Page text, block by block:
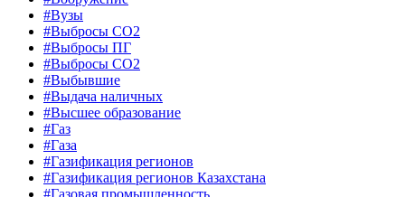
#Вузы
#Выбросы CO2
#Выбросы ПГ
#Выбросы СО2
#Выбывшие
#Выдача наличных
#Высшее образование
#Газ
#Газа
#Газификация регионов
#Газификация регионов Казахстана